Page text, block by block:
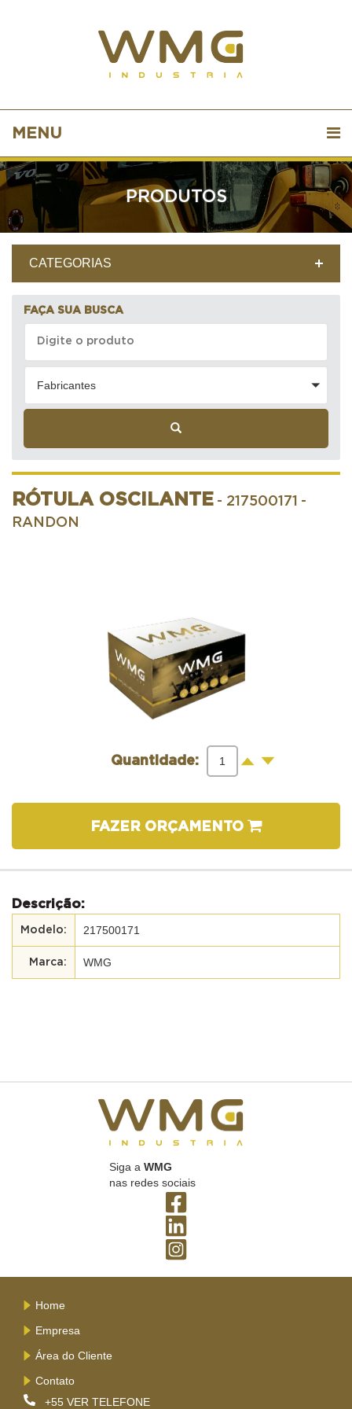
MENU
PRODUTOS
CATEGORIAS
FAÇA SUA BUSCA
Fabricantes
RÓTULA OSCILANTE - 217500171 -
RANDON
Quantidade: + -
FAZER ORÇAMENTO
Descrição:
217500171
WMG
Siga a WMG
nas redes sociais
Home
Empresa
Área do Cliente
Contato
+55 VER TELEFONE